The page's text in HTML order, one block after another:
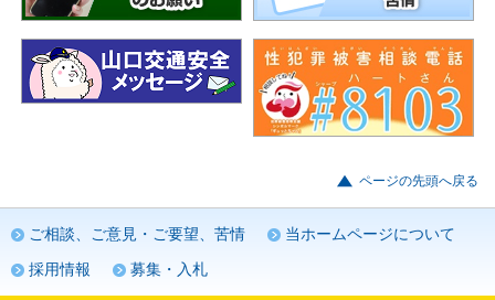
ページの先頭へ戻る
ご相談、ご意見・ご要望、苦情
当ホームページについて
採用情報
募集・入札